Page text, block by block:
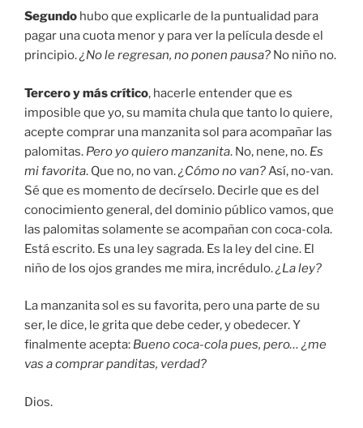
Segundo hubo que explicarle de la puntualidad para
pagar una cuota menor y para ver la película desde el
principio.¿No le regresan, no ponen pausa? No niño no.
Tercero y más crítico, hacerle entender que es
imposible que yo, su mamita chula que tanto lo quiere,
acepte comprar una manzanita sol para acompañar las
palomitas. Pero yo quiero manzanita. No, nene, no. Es
mi favorita. Que no, no van.¿Cómo no van? Así, no-van.
Sé que es momento de decírselo. Decirle que es del
conocimiento general, del dominio público vamos, que
las palomitas solamente se acompañan con coca-cola.
Está escrito. Es una ley sagrada. Es la ley del cine. El
niño de los ojos grandes me mira, incrédulo.¿La ley?
La manzanita sol es su favorita, pero una parte de su
ser, le dice, le grita que debe ceder, y obedecer. Y
finalmente acepta: Bueno coca-cola pues, pero… ¿me
vas a comprar panditas, verdad?
Dios.